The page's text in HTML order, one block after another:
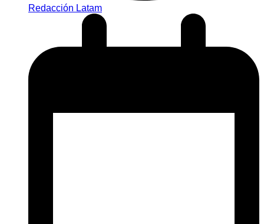
Redacción Latam